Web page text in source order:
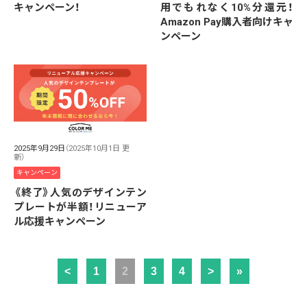
キャンペーン！
用でもれなく10%分還元！
Amazon Pay購入者向けキャ
ンペーン
2025年9月29日 （2025年10月1日 更
新）
キャンペーン
《終了》人気のデザインテン
プレートが半額！リニューア
ル応援キャンペーン
< 1 2 3 4 > »